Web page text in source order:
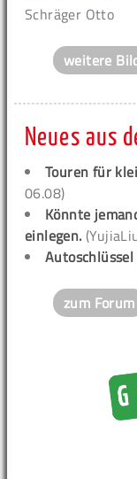
Schräger Otto
weitere
Neues aus
Touren für
06.08)
Könnte
einlegen.
zum Forum